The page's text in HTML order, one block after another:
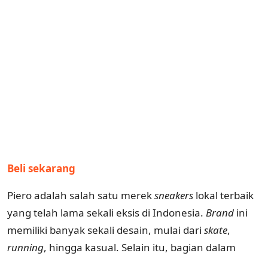
Beli sekarang
Piero adalah salah satu mereksneakers lokal terbaik
yang telah lama sekali eksis di Indonesia. Brand ini
memiliki banyak sekali desain, mulai dari skate,
running, hingga kasual. Selain itu, bagian dalam